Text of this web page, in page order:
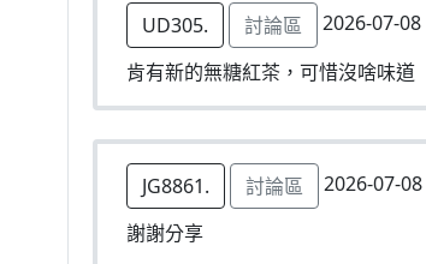
UD305. 討論區
2026-07-08
肯有新的無糖紅茶，可惜沒啥味道
JG8861. 討論區
2026-07-08
謝謝分享